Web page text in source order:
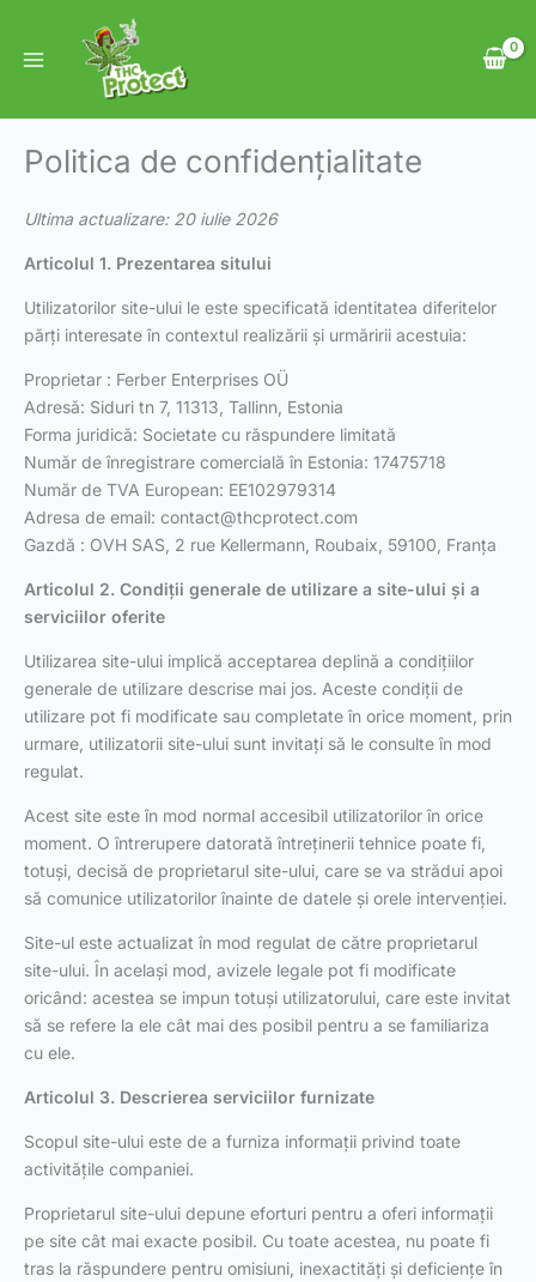
content
Politica de confidențialitate
Ultima actualizare: 20 iulie 2026
Articolul 1. Prezentarea sitului
Utilizatorilor site-ului le este specificată identitatea diferitelor
părți interesate în contextul realizării și urmăririi acestuia:
Proprietar : Ferber Enterprises OÜ
Adresă: Siduri tn 7, 11313, Tallinn, Estonia
Forma juridică: Societate cu răspundere limitată
Număr de înregistrare comercială în Estonia: 17475718
Număr de TVA European: EE102979314
Adresa de email: contact@thcprotect.com
Gazdă : OVH SAS, 2 rue Kellermann, Roubaix, 59100, Franța
Articolul 2. Condiții generale de utilizare a site-ului și a
serviciilor oferite
Utilizarea site-ului implică acceptarea deplină a condițiilor
generale de utilizare descrise mai jos. Aceste condiții de
utilizare pot fi modificate sau completate în orice moment, prin
urmare, utilizatorii site-ului sunt invitați să le consulte în mod
regulat.
Acest site este în mod normal accesibil utilizatorilor în orice
moment. O întrerupere datorată întreținerii tehnice poate fi,
totuși, decisă de proprietarul site-ului, care se va strădui apoi
să comunice utilizatorilor înainte de datele și orele intervenției.
Site-ul este actualizat în mod regulat de către proprietarul
site-ului. În același mod, avizele legale pot fi modificate
oricând: acestea se impun totuși utilizatorului, care este invitat
să se refere la ele cât mai des posibil pentru a se familiariza
cu ele.
Articolul 3. Descrierea serviciilor furnizate
Scopul site-ului este de a furniza informații privind toate
activitățile companiei.
Proprietarul site-ului depune eforturi pentru a oferi informații
pe site cât mai exacte posibil. Cu toate acestea, nu poate fi
tras la răspundere pentru omisiuni, inexactități și deficiențe în